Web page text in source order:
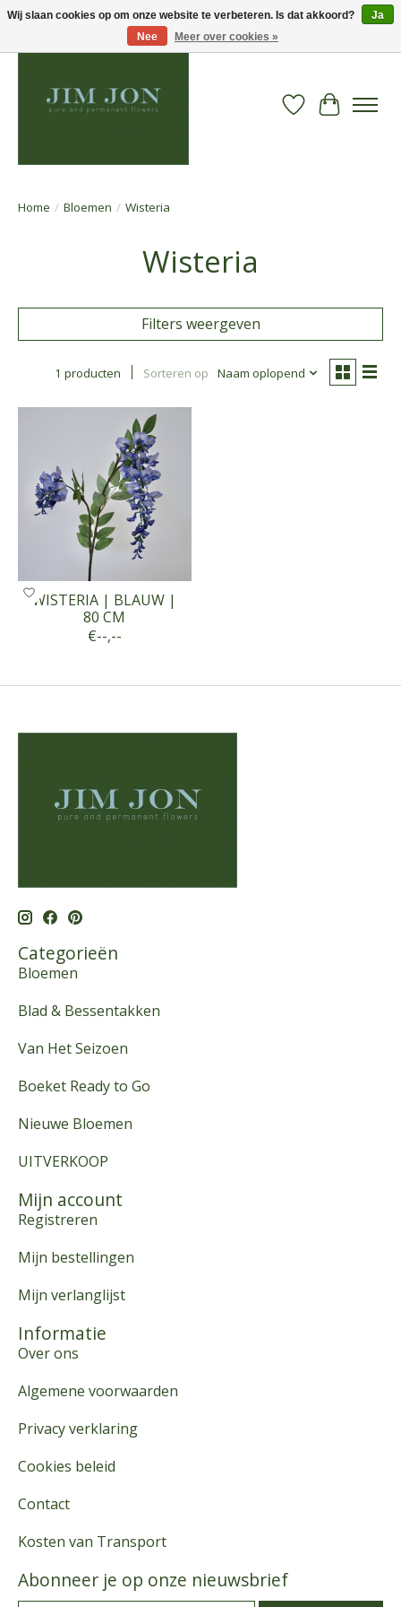
Verlanglijst
Home / Bloemen / Wisteria
Wisteria
Filters weergeven
1 producten Sorteren op Naam oplopend
WISTERIA | BLAUW |
80 CM
€--,--
Categorieën
Bloemen
Blad & Bessentakken
Van Het Seizoen
Boeket Ready to Go
Nieuwe Bloemen
UITVERKOOP
Mijn account
Registreren
Mijn bestellingen
Mijn verlanglijst
Informatie
Over ons
Algemene voorwaarden
Privacy verklaring
Cookies beleid
Contact
Kosten van Transport
Abonneer je op onze nieuwsbrief
Wij slaan cookies op om onze website te verbeteren. Is dat akkoord?
Ja
Nee
Meer over cookies »